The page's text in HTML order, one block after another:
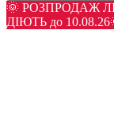
🌞 РОЗПРОДАЖ
ДІЮТЬ до